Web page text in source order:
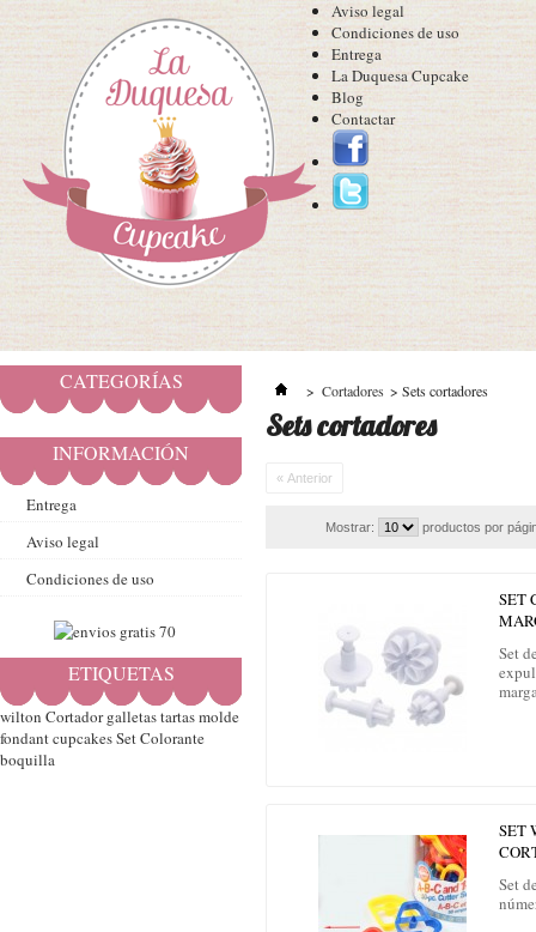
Aviso legal
Condiciones de uso
Entrega
La Duquesa Cupcake
Blog
Contactar
CATEGORÍAS
INFORMACIÓN
Entrega
Aviso legal
Condiciones de uso
ETIQUETAS
wilton Cortador galletastartasmolde
fondantcupcakesSetColorante
boquilla
> Cortadores > Sets cortadores
Sets cortadores
« Anterior
Mostrar: productos por
SET
Set
SET
Set